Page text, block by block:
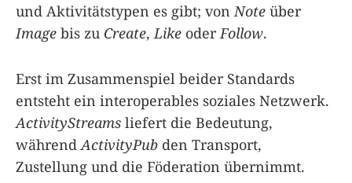
und Aktivitätstypen es gibt; von Note über
Image bis zu Create, Like oder Follow.
Erst im Zusammenspiel beider Standards
entsteht ein interoperables soziales Netzwerk.
ActivityStreams liefert die Bedeutung,
während ActivityPub den Transport,
Zustellung und die Föderation übernimmt.